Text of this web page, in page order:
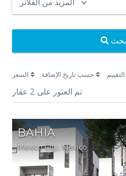
المزيد من الفلاتر
بحث
تم العثور على 2 عقار
BAHIA
Mexico City Mexico